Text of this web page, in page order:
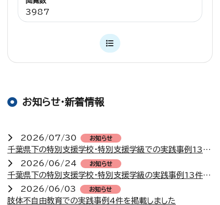
3987
お知らせ・新着情報
2026/07/30 お知らせ
千葉県下の特別支援学校・特別支援学級での実践事例13件を掲載しました
2026/06/24
お知らせ
千葉県下の特別支援学校・特別支援学級の実践事例13件を掲載しました
2026/06/03
お知らせ
肢体不自由教育での実践事例4件を掲載しました